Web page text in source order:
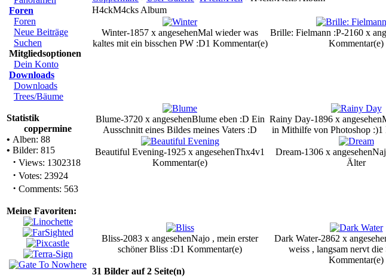
Foren
Foren
Neue Beiträge
Suchen
Mitgliedsoptionen
Dein Konto
Downloads
Downloads
Trees/Bäume
Statistik
coppermine
• Alben: 88
• Bilder: 815
· Views: 1302318
· Votes: 23924
· Comments: 563
Meine Favoriten:
H4ckM4cks Album
Winter-1857 x angesehenMal wieder was
kaltes mit ein bisschen PW :D1 Kommentar(e)
Brille: Fielmann :P-2160 x
Kommentar(e)
Blume-3720 x angesehenBlume eben :D Ein
Ausschnitt eines Bildes meines Vaters :D
Rainy Day-1896 x angesehen
in Mithilfe von Photoshop :)1
Beautiful Evening-1925 x angesehenThx4v1
Kommentar(e)
Dream-1306 x angesehen
Älter
Bliss-2083 x angesehenNajo , mein erster
schöner Bliss :D1 Kommentar(e)
Dark Water-2862 x
weiss , langsam nervt die
Kommentar(e)
31 Bilder auf 2 Seite(n)